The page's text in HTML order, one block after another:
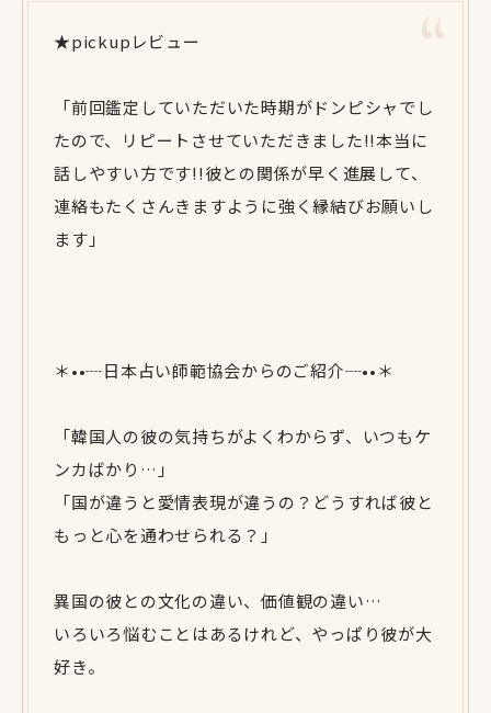
★pickupレビュー
「前回鑑定していただいた時期がドンピシャでし
たので、リピートさせていただきました!!本当に
話しやすい方です!!彼との関係が早く進展して、
連絡もたくさんきますように強く縁結びお願いし
ます」
＊••┈日本占い師範協会からのご紹介┈••＊
「韓国人の彼の気持ちがよくわからず、いつもケ
ンカばかり…」
「国が違うと愛情表現が違うの？どうすれば彼と
もっと心を通わせられる？」
異国の彼との文化の違い、価値観の違い…
いろいろ悩むことはあるけれど、やっぱり彼が大
好き。